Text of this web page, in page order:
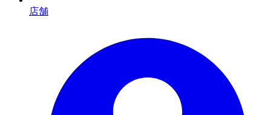
店舗